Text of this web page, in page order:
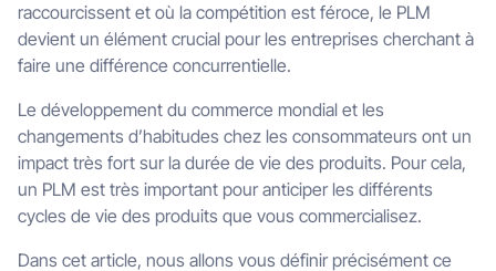
raccourcissent et où la compétition est féroce, le PLM
devient un élément crucial pour les entreprises cherchant à
faire une différence concurrentielle.
Le développement du commerce mondial et les
changements d’habitudes chez les consommateurs ont un
impact très fort sur la durée de vie des produits. Pour cela,
un PLM est très important pour anticiper les différents
cycles de vie des produits que vous commercialisez.
Dans cet article, nous allons vous définir précisément ce